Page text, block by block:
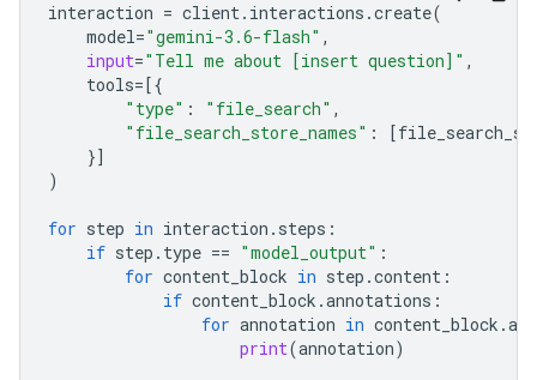
interaction = client. interactions .create(
model="gemini-3.6-flash" ,
input="Tell me about [insert question]" ,
tools=[{
"type" : "file_search" ,
"file_search_store_names" : [
}]
)
for step in interaction . steps :
if step . type == "model_output" :
for content_block in step .content :
if content_block .annotations :
for annotation in content_block .
print(annotation)